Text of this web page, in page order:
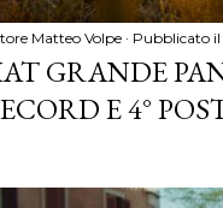
Matteo Volpe Pubblicato il
GRANDE
E 4°